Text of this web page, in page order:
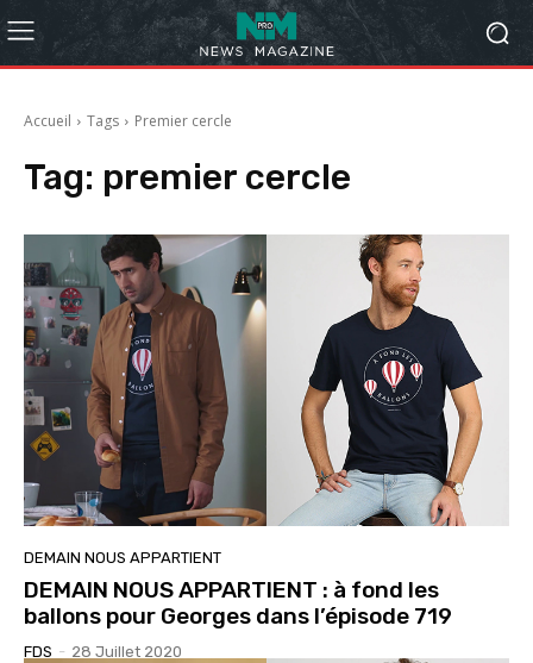
Accueil Tags Premier cercle
Tag: premier cercle
DEMAIN NOUS APPARTIENT
DEMAIN NOUS APPARTIENT : à fond les
ballons pour Georges dans l’épisode 719
FDS - 28 Juillet 2020